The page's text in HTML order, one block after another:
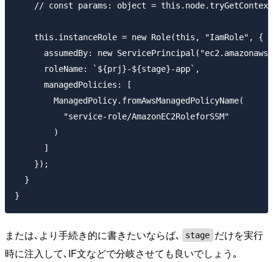
// const params: object =
    this.instanceRole = new Role(this, "IamRole", {
assumedBy: new
      roleName: `${prj}-${stage}-app`,
      managedPolicies: [
        ManagedPolicy.fromAwsManagedPolicyName(
          "service-role/AmazonEC2RoleforSSM"
        )
      ]
    });
  }
または､より手続き的に書きたいならば､ stage だけを実行
時に注入して､IF文などで分岐させても良いでしょう｡